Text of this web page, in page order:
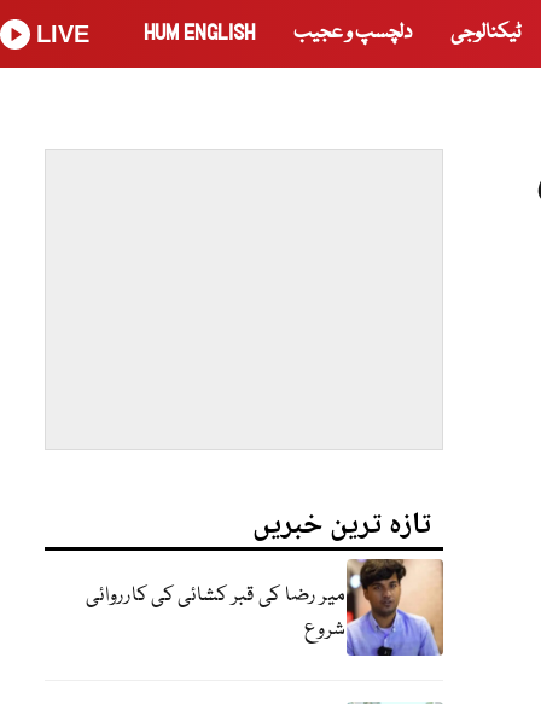
ٹیکنالوجی دلچسپ و عجیب HUM ENGLISH
LIVE
تازہ ترین خبریں
میر رضا کی قبر کشائی کی کارروائی
شروع